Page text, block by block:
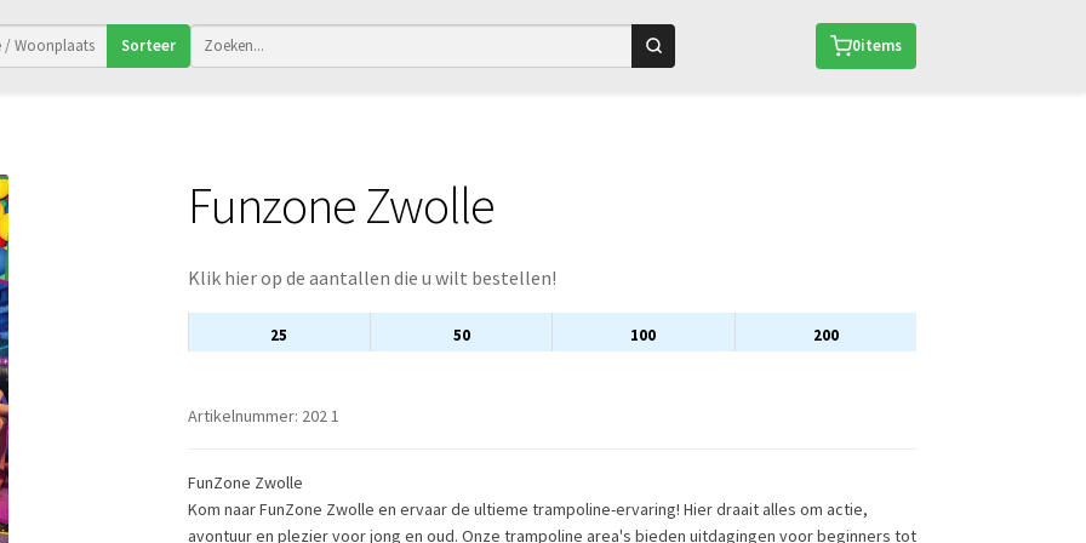
Sorteer 0items
Funzone Zwolle
Klik hier op de aantallen die u wilt bestellen!
25 50 100 200
Artikelnummer: 202 1
FunZone Zwolle
Kom naar FunZone Zwolle en ervaar de ultieme trampoline-ervaring! Hier draait alles om actie,
avontuur en plezier voor jong en oud. Onze trampoline area's bieden uitdagingen voor beginners tot